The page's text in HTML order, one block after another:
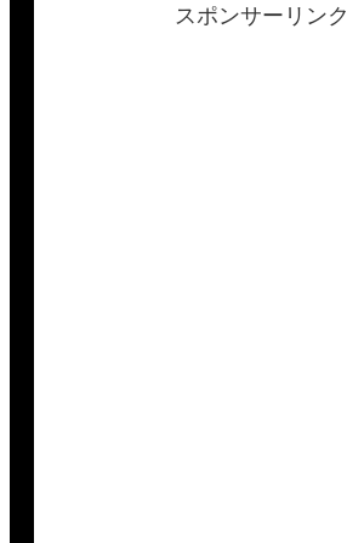
スポンサーリンク